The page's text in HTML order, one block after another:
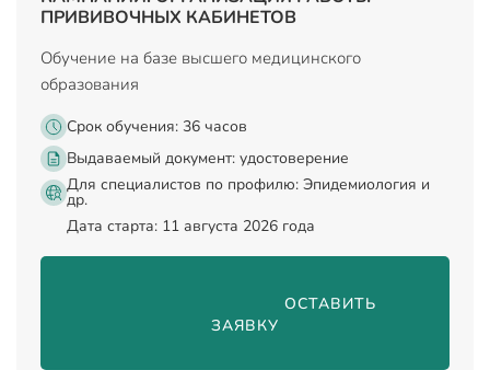
ПРИВИВОЧНЫХ КАБИНЕТОВ
Обучение на базе высшего медицинского
образования
Срок обучения: 36 часов
Выдаваемый документ: удостоверение
Для специалистов по профилю: Эпидемиология и
др.
Дата старта: 11 августа 2026 года
                                ОСТАВИТЬ
ЗАЯВКУ